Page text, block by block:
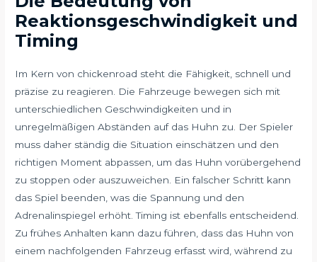
Reaktionsgeschwindigkeit und
Timing
Im Kern von chickenroad steht die Fähigkeit, schnell und
präzise zu reagieren. Die Fahrzeuge bewegen sich mit
unterschiedlichen Geschwindigkeiten und in
unregelmäßigen Abständen auf das Huhn zu. Der Spieler
muss daher ständig die Situation einschätzen und den
richtigen Moment abpassen, um das Huhn vorübergehend
zu stoppen oder auszuweichen. Ein falscher Schritt kann
das Spiel beenden, was die Spannung und den
Adrenalinspiegel erhöht. Timing ist ebenfalls entscheidend.
Zu frühes Anhalten kann dazu führen, dass das Huhn von
einem nachfolgenden Fahrzeug erfasst wird, während zu